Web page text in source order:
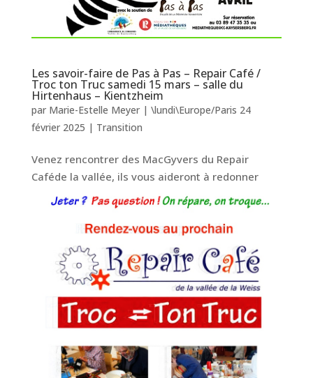
Les savoir-faire de Pas à Pas – Repair Café /
Troc ton Truc samedi 15 mars – salle du
Hirtenhaus – Kientzheim
par Marie-Estelle Meyer| \lundi\Europe/Paris 24
février 2025 | Transition
Venez rencontrer des MacGyvers du Repair
Caféde la vallée, ils vous aideront à redonner